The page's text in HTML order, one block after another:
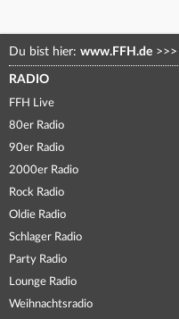
Du bist hier: www.FFH.de >>>
RADIO
FFH Live
80er Radio
90er Radio
2000er Radio
Rock Radio
Oldie Radio
Schlager Radio
Party Radio
Lounge Radio
Weihnachtsradio